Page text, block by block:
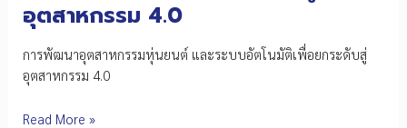
อุตสาหกรรม 4.0
การพัฒนาอุตสาหกรรมหุ่นยนต์ และระบบอัตโนมัติเพื่อยกระดับสู่
อุตสาหกรรม 4.0
โครงการ
Read More »